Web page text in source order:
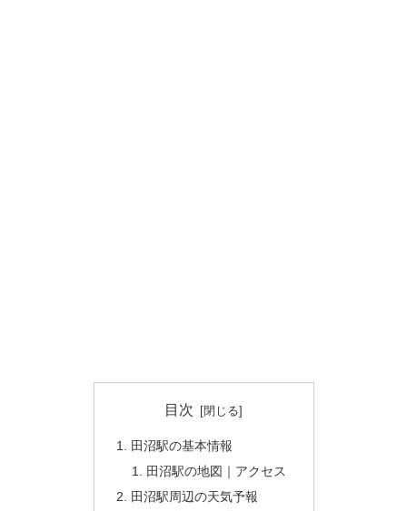
目次
田沼駅の基本情報
田沼駅の地図｜アクセス
田沼駅周辺の天気予報